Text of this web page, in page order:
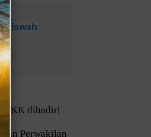
Riswah
PKK dihadiri
Perwakilan